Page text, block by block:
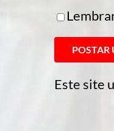
Este site